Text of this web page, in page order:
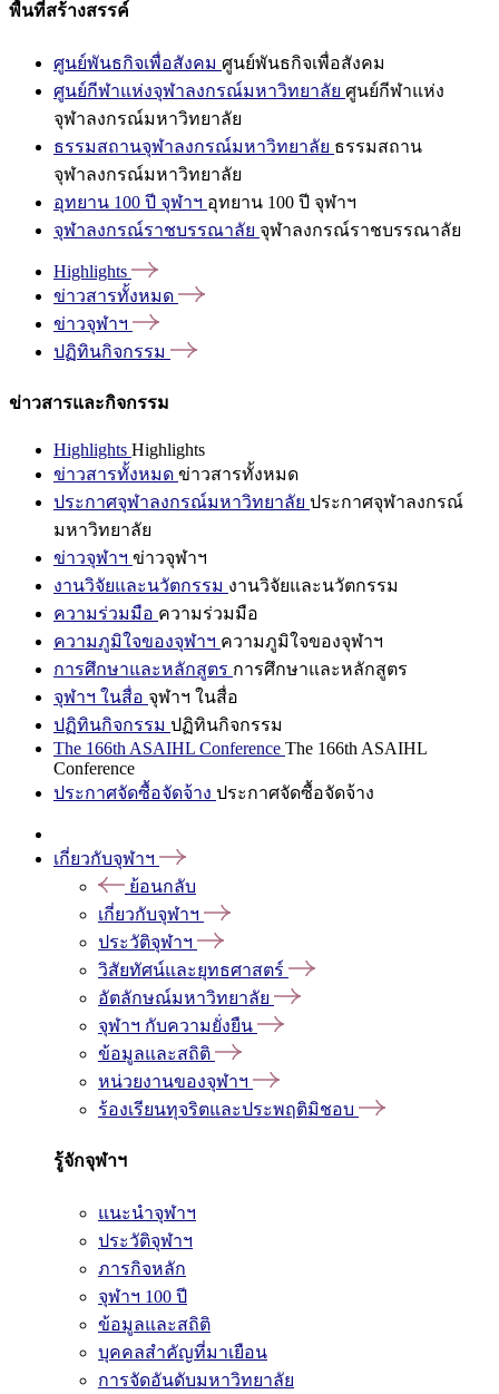
พื้นที่สร้างสรรค์
ศูนย์พันธกิจเพื่อสังคม ศูนย์พันธกิจเพื่อสังคม
ศูนย์กีฬาแห่งจุฬาลงกรณ์มหาวิทยาลัย ศูนย์กีฬาแห่ง
จุฬาลงกรณ์มหาวิทยาลัย
ธรรมสถานจุฬาลงกรณ์มหาวิทยาลัย ธรรมสถาน
จุฬาลงกรณ์มหาวิทยาลัย
อุทยาน 100 ปี จุฬาฯ อุทยาน 100 ปี จุฬาฯ
จุฬาลงกรณ์ราชบรรณาลัย จุฬาลงกรณ์ราชบรรณาลัย
Highlights
ข่าวสารทั้งหมด
ข่าวจุฬาฯ
ปฏิทินกิจกรรม
ข่าวสารและกิจกรรม
Highlights Highlights
ข่าวสารทั้งหมด ข่าวสารทั้งหมด
ประกาศจุฬาลงกรณ์มหาวิทยาลัย ประกาศจุฬาลงกรณ์
มหาวิทยาลัย
ข่าวจุฬาฯ ข่าวจุฬาฯ
งานวิจัยและนวัตกรรม งานวิจัยและนวัตกรรม
ความร่วมมือ ความร่วมมือ
ความภูมิใจของจุฬาฯ ความภูมิใจของจุฬาฯ
การศึกษาและหลักสูตร การศึกษาและหลักสูตร
จุฬาฯ ในสื่อ จุฬาฯ ในสื่อ
ปฏิทินกิจกรรม ปฏิทินกิจกรรม
The 166th ASAIHL Conference The 166th ASAIHL
Conference
ประกาศจัดซื้อจัดจ้าง ประกาศจัดซื้อจัดจ้าง
เกี่ยวกับจุฬาฯ
ย้อนกลับ
เกี่ยวกับจุฬาฯ
ประวัติจุฬาฯ
วิสัยทัศน์และยุทธศาสตร์
อัตลักษณ์มหาวิทยาลัย
จุฬาฯ กับความยั่งยืน
ข้อมูลและสถิติ
หน่วยงานของจุฬาฯ
ร้องเรียนทุจริตและประพฤติมิชอบ
รู้จักจุฬาฯ
แนะนำจุฬาฯ
ประวัติจุฬาฯ
ภารกิจหลัก
จุฬาฯ 100 ปี
ข้อมูลและสถิติ
บุคคลสำคัญที่มาเยือน
การจัดอันดับมหาวิทยาลัย